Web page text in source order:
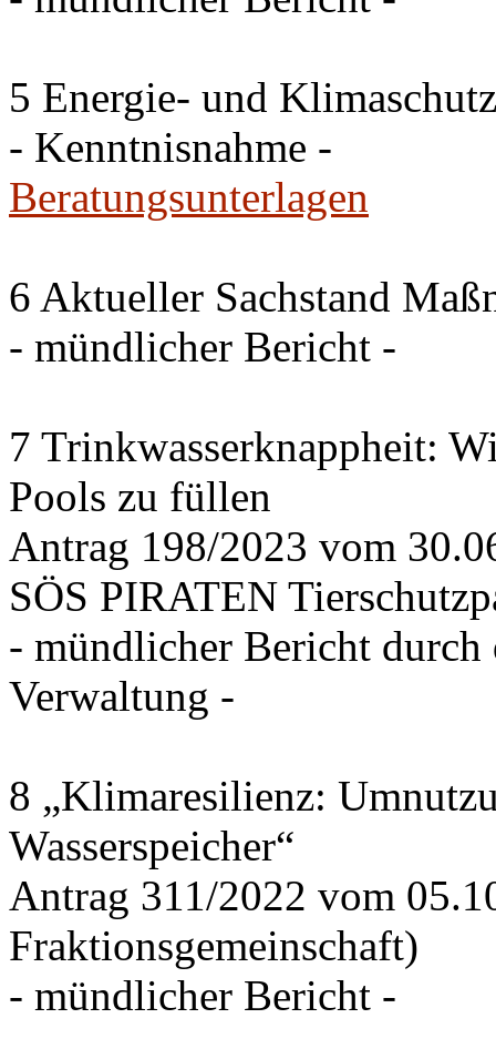
5 Energie- und
- Kenntnisnahme -
Beratungsunterlagen
6 Aktueller Sachstand
- mündlicher Bericht -
7 Trinkwasserknappheit:
Pools zu füllen
Antrag 198/2023 vom
SÖS PIRATEN
- mündlicher Bericht
Verwaltung -
8 „Klimaresilienz:
Wasserspeicher“
Antrag 311/2022 vom
Fraktionsgemeinschaft)
- mündlicher Bericht -